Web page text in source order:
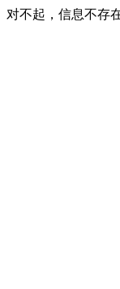
对不起，信息不存在